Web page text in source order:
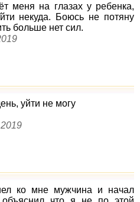
меня на глазах у ребенка,
некуда. Боюсь не потяну
больше нет сил.
уйти не могу
ко мне мужчина и начал